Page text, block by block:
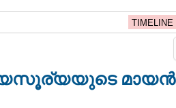
TIMELINE
മായൻ